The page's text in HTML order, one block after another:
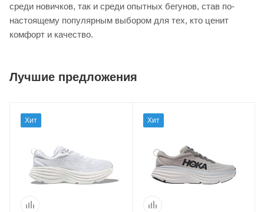
среди новичков, так и среди опытных бегунов, став по-
настоящему популярным выбором для тех, кто ценит
комфорт и качество.
Лучшие предложения
Хит Хит